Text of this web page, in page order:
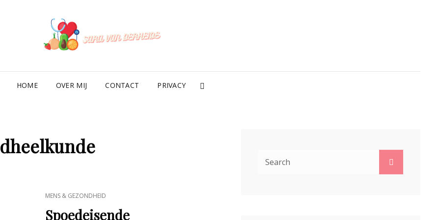
HOME OVER MIJ CONTACT PRIVACY
CAT
LINKS
MENS & GEZONDHEID
Spoedeisende
Search